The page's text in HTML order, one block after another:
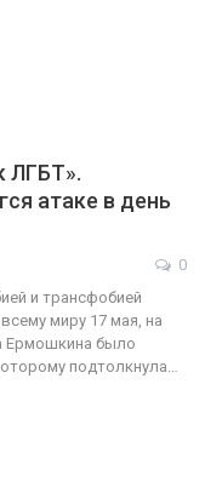
ЛГБТ».
атаке в день
0
и трансфобией
миру 17 мая, на
Ермошкина было
подтолкнула…